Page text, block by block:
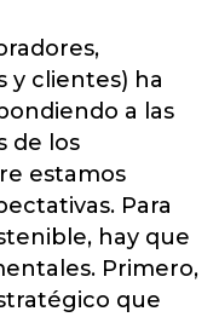
y clientes) ha
a las
de los
estamos
Para
hay que
Primero,
que